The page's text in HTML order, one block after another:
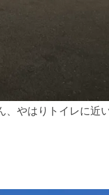
、やはりトイレに近